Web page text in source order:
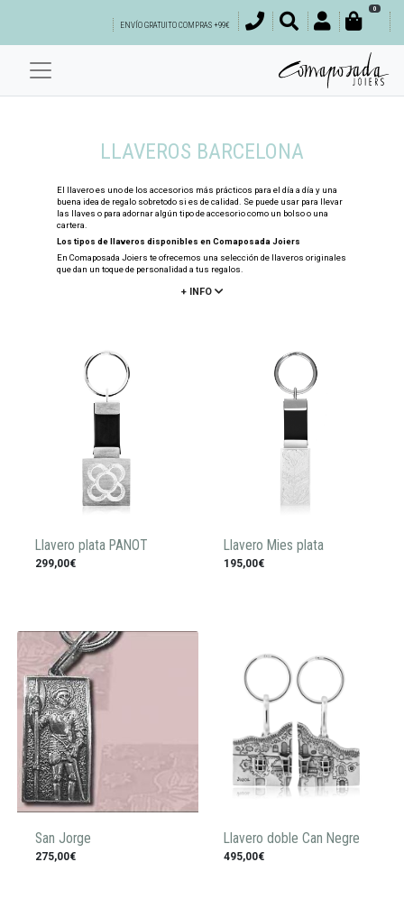
ENVÍO GRATUITO COMPRAS +99€
0
LLAVEROS BARCELONA
El llavero es uno de los accesorios más prácticos para el día a día y una
buena idea de regalo sobretodo si es de calidad. Se puede usar para llevar
las llaves o para adornar algún tipo de accesorio como un bolso o una
cartera.
Los tipos de llaveros disponibles en Comaposada Joiers
En Comaposada Joiers te ofrecemos una selección de llaveros originales
que dan un toque de personalidad a tus regalos.
+ INFO
Llavero plata PANOT
299,00€
Llavero Mies plata
195,00€
San Jorge
275,00€
Llavero doble Can Negre
495,00€